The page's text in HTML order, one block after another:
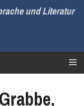
und Literatur